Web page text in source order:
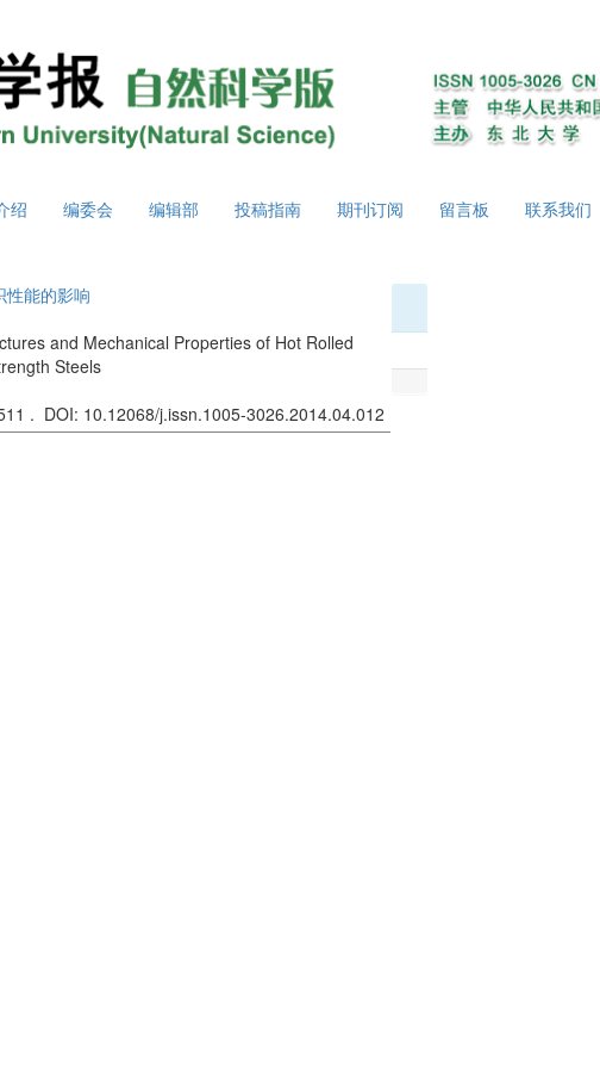
绍 编委会 编辑部 投稿指南 期刊订阅 留言板 联系我们
性能的影响
and Mechanical Properties of Hot Rolled
Steels
. DOI: 10.12068/j.issn.1005-3026.2014.04.012